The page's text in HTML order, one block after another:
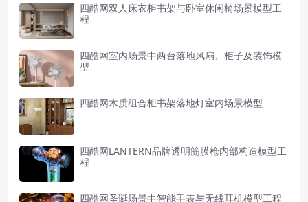
四酷网双人床衣柜书架与卧室休闲椅场景模型工
程
四酷网室内场景中两台落地风扇、柜子及装饰模
型
四酷网木质组合柜书架落地灯室内场景模型
四酷网LANTERN品牌透明筋膜枪内部构造模型工
程
四酷网圣诞场景中智能手表与无线耳机模型工程